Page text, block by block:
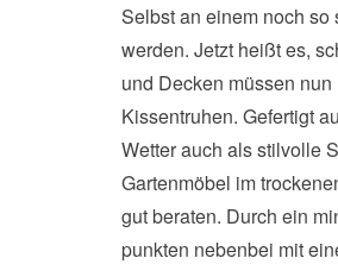
Selbst an einem noch
werden. Jetzt heißt es,
und Decken müssen
Kissentruhen. Gefertigt
Wetter auch als stilvolle
Gartenmöbel im
gut beraten. Durch ein
punkten nebenbei mit